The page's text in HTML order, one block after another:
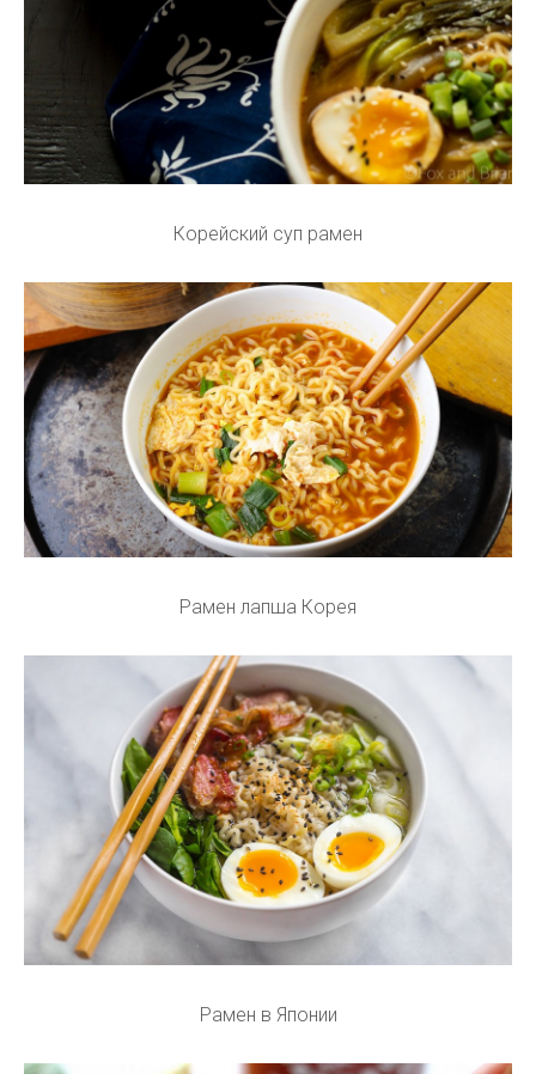
Корейский суп рамен
Рамен лапша Корея
Рамен в Японии